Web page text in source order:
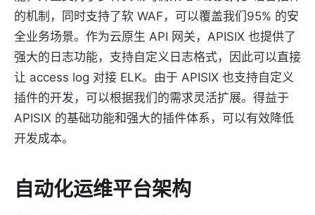
的机制，同时支持了软 WAF，可以覆盖我们95% 的安
全业务场景。作为云原生 API 网关，APISIX 也提供了
强大的日志功能，支持自定义日志格式，因此可以直接
让 access log 对接 ELK。由于 APISIX 也支持自定义
插件的开发，可以根据我们的需求灵活扩展。得益于
APISIX 的基础功能和强大的插件体系，可以有效降低
开发成本。
自动化运维平台架构